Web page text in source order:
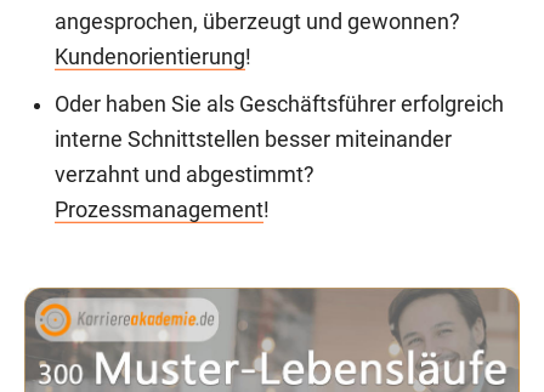
angesprochen, überzeugt und gewonnen?
Kundenorientierung!
Oder haben Sie als Geschäftsführer erfolgreich
interne Schnittstellen besser miteinander
verzahnt und abgestimmt?
Prozessmanagement!